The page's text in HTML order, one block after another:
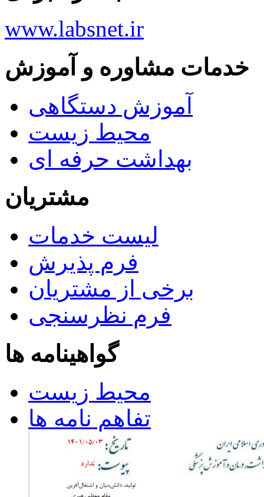
www.labsnet.ir
خدمات مشاوره و آموزش
آموزش دستگاهی
محیط زیست
بهداشت حرفه ای
مشتریان
لیست خدمات
فرم پذیرش
برخی از مشتریان
فرم نظرسنجی
گواهینامه ها
محیط زیست
تفاهم نامه ها